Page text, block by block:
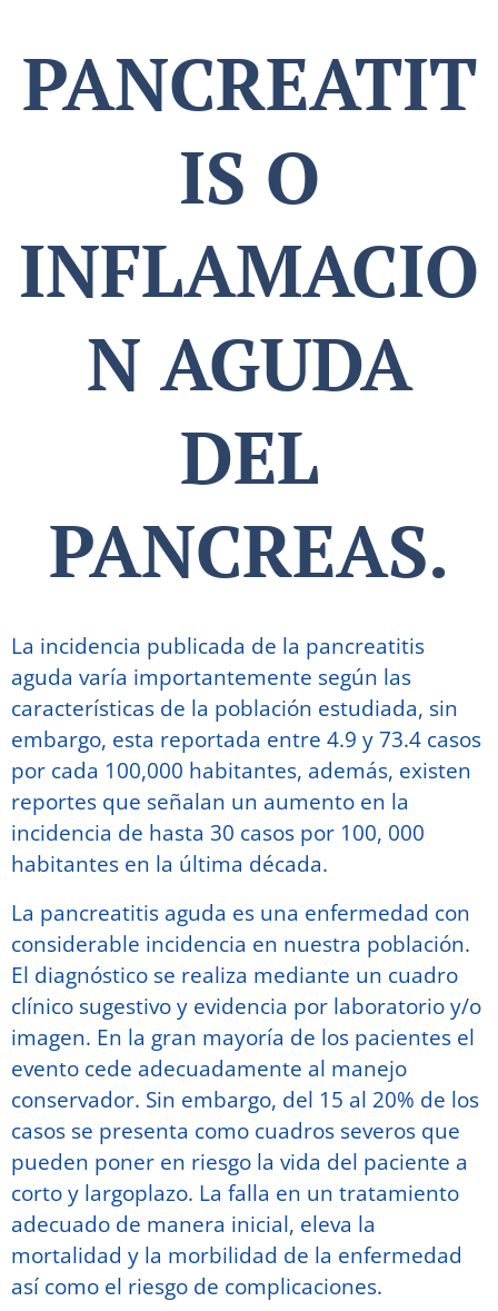
PANCREATIT
IS O
INFLAMACIO
N AGUDA
DEL
PANCREAS.
La incidencia publicada de la pancreatitis
aguda varía importantemente según las
características de la población estudiada, sin
embargo, esta reportada entre 4.9 y 73.4 casos
por cada 100,000 habitantes, además, existen
reportes que señalan un aumento en la
incidencia de hasta 30 casos por 100, 000
habitantes en la última década.
La pancreatitis aguda es una enfermedad con
considerable incidencia en nuestra población.
El diagnóstico se realiza mediante un cuadro
clínico sugestivo y evidencia por laboratorio y/o
imagen. En la gran mayoría de los pacientes el
evento cede adecuadamente al manejo
conservador. Sin embargo, del 15 al 20% de los
casos se presenta como cuadros severos que
pueden poner en riesgo la vida del paciente a
corto y largoplazo. La falla en un tratamiento
adecuado de manera inicial, eleva la
mortalidad y la morbilidad de la enfermedad
así como el riesgo de complicaciones.